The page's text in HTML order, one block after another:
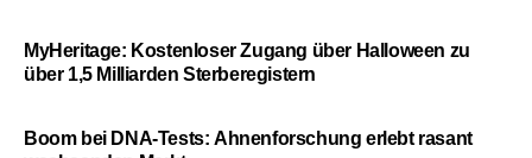
MyHeritage: Kostenloser Zugang über Halloween zu
über 1,5 Milliarden Sterberegistern
Boom bei DNA-Tests: Ahnenforschung erlebt rasant